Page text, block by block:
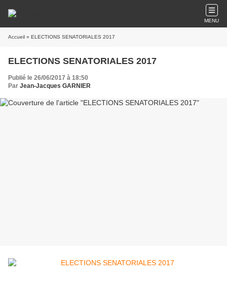
MENU
Accueil » ELECTIONS SENATORIALES 2017
ELECTIONS SENATORIALES 2017
Publié le 26/06/2017 à 18:50
Par Jean-Jacques GARNIER